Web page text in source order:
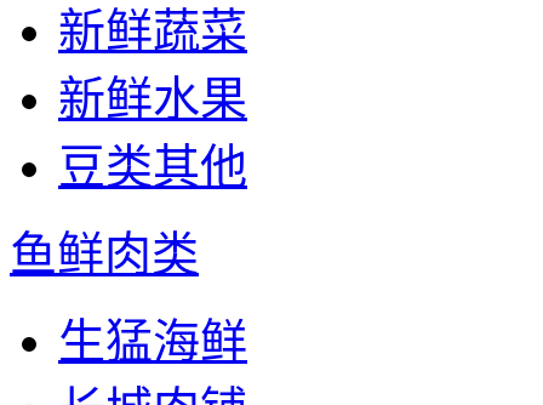
新鲜蔬菜
新鲜水果
豆类其他
鱼鲜肉类
生猛海鲜